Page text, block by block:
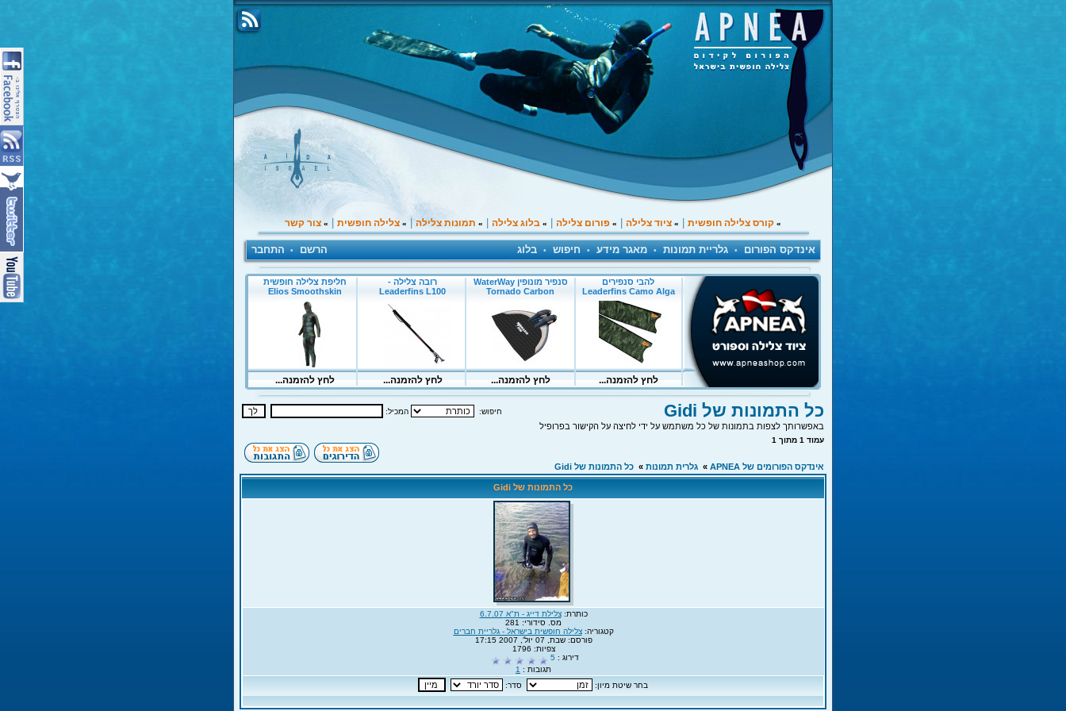
» קורס צלילה חופשית » ציוד צלילה » פורום צלילה » בלוג צלילה » תמונות צלילה » צלילה חופשית » צור קשר
אינדקס הפורום • גלריית תמונות • מאגר מידע • חיפוש • בלוג הרשם • התחבר
כל התמונות של Gidi
באפשרותך לצפות בתמונות של כל משתמש על ידי לחיצה על הקישור בפרופיל
חיפוש: המכיל:
עמוד 1 מתוך 1
אינדקס הפורומים של APNEA » גלרית תמונות » כל התמונות של Gidi
כל התמונות של Gidi
כותרת:צלילת דייג - ת"א 6.7.07
מס. סידורי: 281
קטגוריה:צלילה חופשית בישראל - גלריית חברים
פורסם: שבת, 07 יול', 2007 17:15
צפיות: 1796
דירוג : 5
תגובות : 1
בחר שיטת מיון:
סדר: